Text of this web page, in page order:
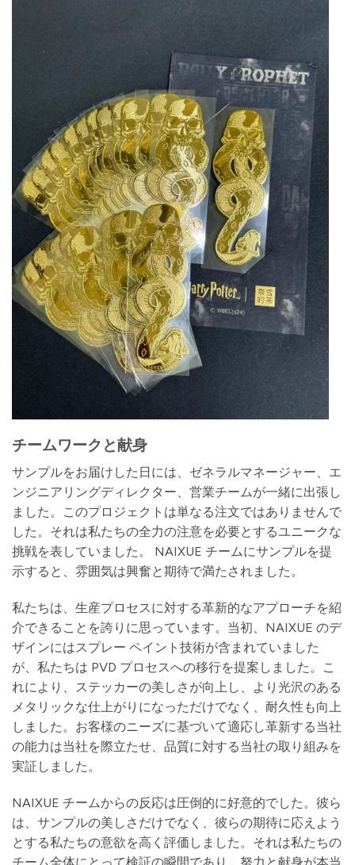
チームワークと献身
サンプルをお届けした日には、ゼネラルマネージャー、エ
ンジニアリングディレクター、営業チームが一緒に出張し
ました。このプロジェクトは単なる注文ではありませんで
した。それは私たちの全力の注意を必要とするユニークな
挑戦を表していました。 NAIXUE チームにサンプルを提
示すると、雰囲気は興奮と期待で満たされました。
私たちは、生産プロセスに対する革新的なアプローチを紹
介できることを誇りに思っています。当初、NAIXUE のデ
ザインにはスプレー ペイント技術が含まれていました
が、私たちは PVD ​​プロセスへの移行を提案しました。こ
れにより、ステッカーの美しさが向上し、より光沢のある
メタリックな仕上がりになっただけでなく、耐久性も向上
しました。お客様のニーズに基づいて適応し革新する当社
の能力は当社を際立たせ、品質に対する当社の取り組みを
実証しました。
NAIXUE チームからの反応は圧倒的に好意的でした。彼ら
は、サンプルの美しさだけでなく、彼らの期待に応えよう
とする私たちの意欲を高く評価しました。それは私たちの